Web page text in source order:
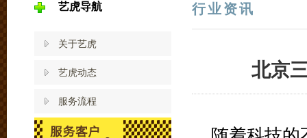
艺虎导航
关于艺虎
艺虎动态
服务流程
行业资讯
北京